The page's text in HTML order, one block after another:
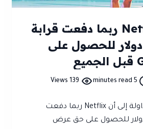
إشائعة: Netflix ربما دفعت قرابة
دولار للحصول على
5 minutes read
139 Views
تشير تقديرات متداولة إلى أن Netflix ربما دفعت
مليون دولار للحصول على حق عرض